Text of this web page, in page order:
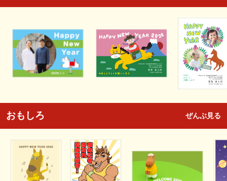
おもしろ ぜんぶ見る